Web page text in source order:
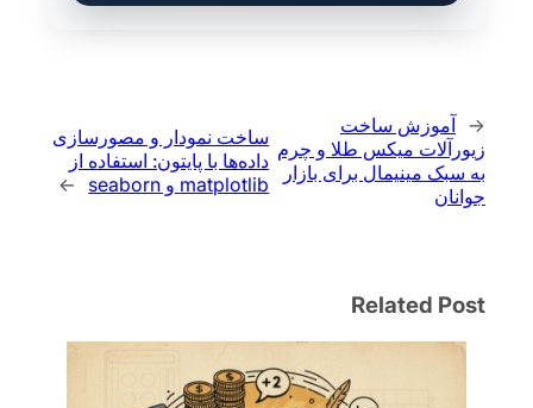
← آموزش ساخت
زیورآلات میکس طلا و چرم
به سبک مینیمال برای بازار
جوانان
ساخت نمودار و مصورسازی
داده‌ها با پایتون: استفاده از
matplotlib و seaborn
→
Related Post